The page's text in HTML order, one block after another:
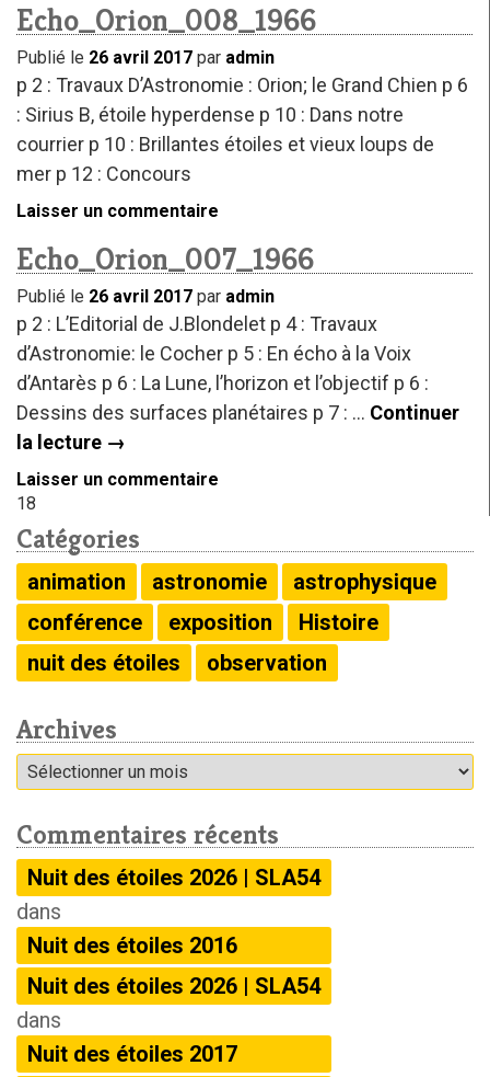
Echo_Orion_008_1966
Publié le 26 avril 2017 par admin
p 2 : Travaux D’Astronomie : Orion; le Grand Chien p 6
: Sirius B, étoile hyperdense p 10 : Dans notre
courrier p 10 : Brillantes étoiles et vieux loups de
mer p 12 : Concours
Laisser un commentaire
Echo_Orion_007_1966
Publié le 26 avril 2017 par admin
p 2 : L’Editorial de J.Blondelet p 4 : Travaux
d’Astronomie: le Cocher p 5 : En écho à la Voix
d’Antarès p 6 : La Lune, l’horizon et l’objectif p 6 :
Dessins des surfaces planétaires p 7 : … Continuer
la lecture →
Laisser un commentaire
18
Catégories
animation astronomie
astrophysique
conférence
exposition
Histoire
nuit des étoiles
observation
Archives
Archives
Commentaires récents
Nuit des étoiles 2026 | SLA54
dans
Nuit des étoiles 2016
Nuit des étoiles 2026 | SLA54
dans
Nuit des étoiles 2017